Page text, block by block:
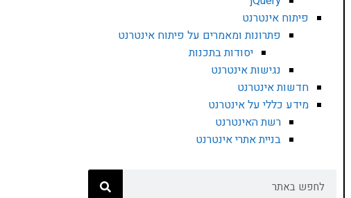
פיתוח אינטרנט
פתרונות ומאמרים על פיתוח אינטרנט
יסודות בתכנות
נגישות אינטרנט
חדשות אינטרנט
מידע כללי על אינטרנט
רשת האינטרנט
בניית אתרי אינטרנט